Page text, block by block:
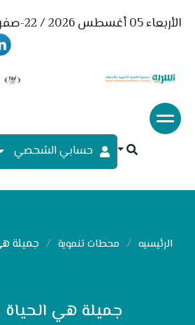
الأربعاء 05 أغسطس 2026 / 22-صفر-1448
حسابي الشحصي
الرئيسيه محطات تنموية جميلة
جميلة هي الحياة